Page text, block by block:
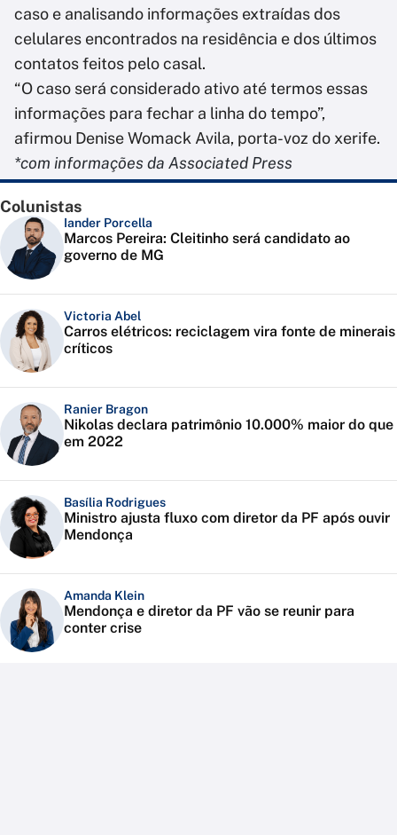
caso e analisando informações extraídas dos
celulares encontrados na residência e dos últimos
contatos feitos pelo casal.
“O caso será considerado ativo até termos essas
informações para fechar a linha do tempo”,
afirmou Denise Womack Avila, porta-voz do xerife.
*com informações da Associated Press
Colunistas
Iander Porcella
Marcos Pereira: Cleitinho será candidato ao
governo de MG
Victoria Abel
Carros elétricos: reciclagem vira fonte de minerais
críticos
Ranier Bragon
Nikolas declara patrimônio 10.000% maior do que
em 2022
Basília Rodrigues
Ministro ajusta fluxo com diretor da PF após ouvir
Mendonça
Amanda Klein
Mendonça e diretor da PF vão se reunir para
conter crise